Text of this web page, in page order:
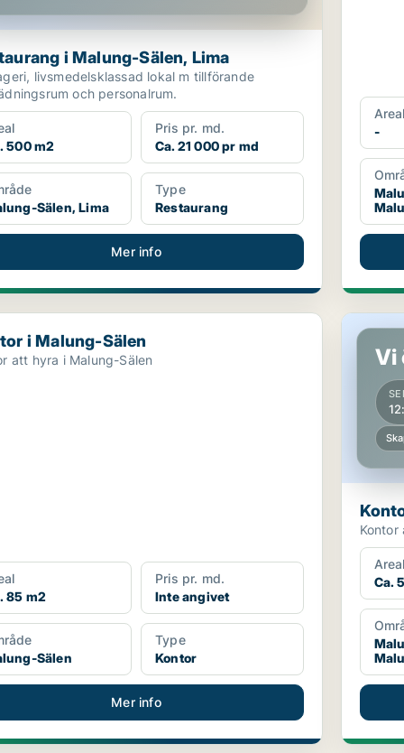
i Malung-Sälen, Lima
livsmedelsklassad lokal m tillförande
och personalrum.
500 m2
Pris pr. md.
Ca. 21 000 pr md
Sälen, Lima
Type
Restaurang
Mer info
Areal
-
Malung-Sälen
i Malung-Sälen
att hyra i Malung-Sälen
85 m2
Pris pr. md.
Inte angivet
Sälen
Type
Kontor
Mer info
Kontor i
Vi
Kontor
Areal
Ca.